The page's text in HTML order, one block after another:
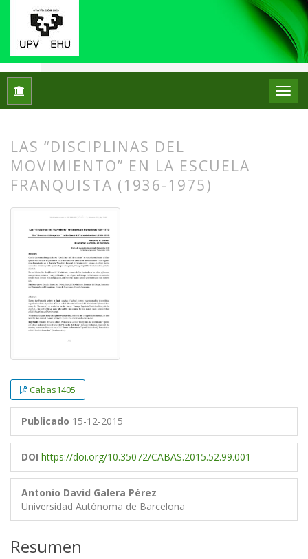
Inicio
LAS “DISCIPLINAS DEL
MOVIMIENTO” EN LA ESCUELA
FRANQUISTA (1936-1975)
Cabas1405
Publicado 15-12-2015
DOI https://doi.org/10.35072/CABAS.2015.52.99.001
Antonio David Galera Pérez
Universidad Autónoma de Barcelona
Resumen